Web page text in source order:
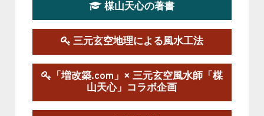
第１９期立命塾実践的風水学講座
この講座の募集は終了しました。
陰宅三元玄空風水講座
2025-06-07～2025-06-08
この講座の募集は終了しました。
楳山天心の著書
三元玄空地理による風水工法
「増改築.com」× 三元玄空風水師「楳
山天心」コラボ企画